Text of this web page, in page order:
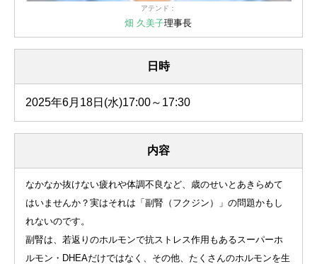
アテンド：
畑 久美子理事長
日時
2025年6月18日(水)17:00～17:30
内容
なかなか抜けない疲れや体調不良など、歳のせいとあきらめて
はいませんか？実はそれは「副腎（フクジン）」の問題かもし
れないのです。
副腎は、若返りのホルモンで抗ストレス作用もあるスーパーホ
ルモン・DHEAだけではなく、その他、たくさんのホルモンを生